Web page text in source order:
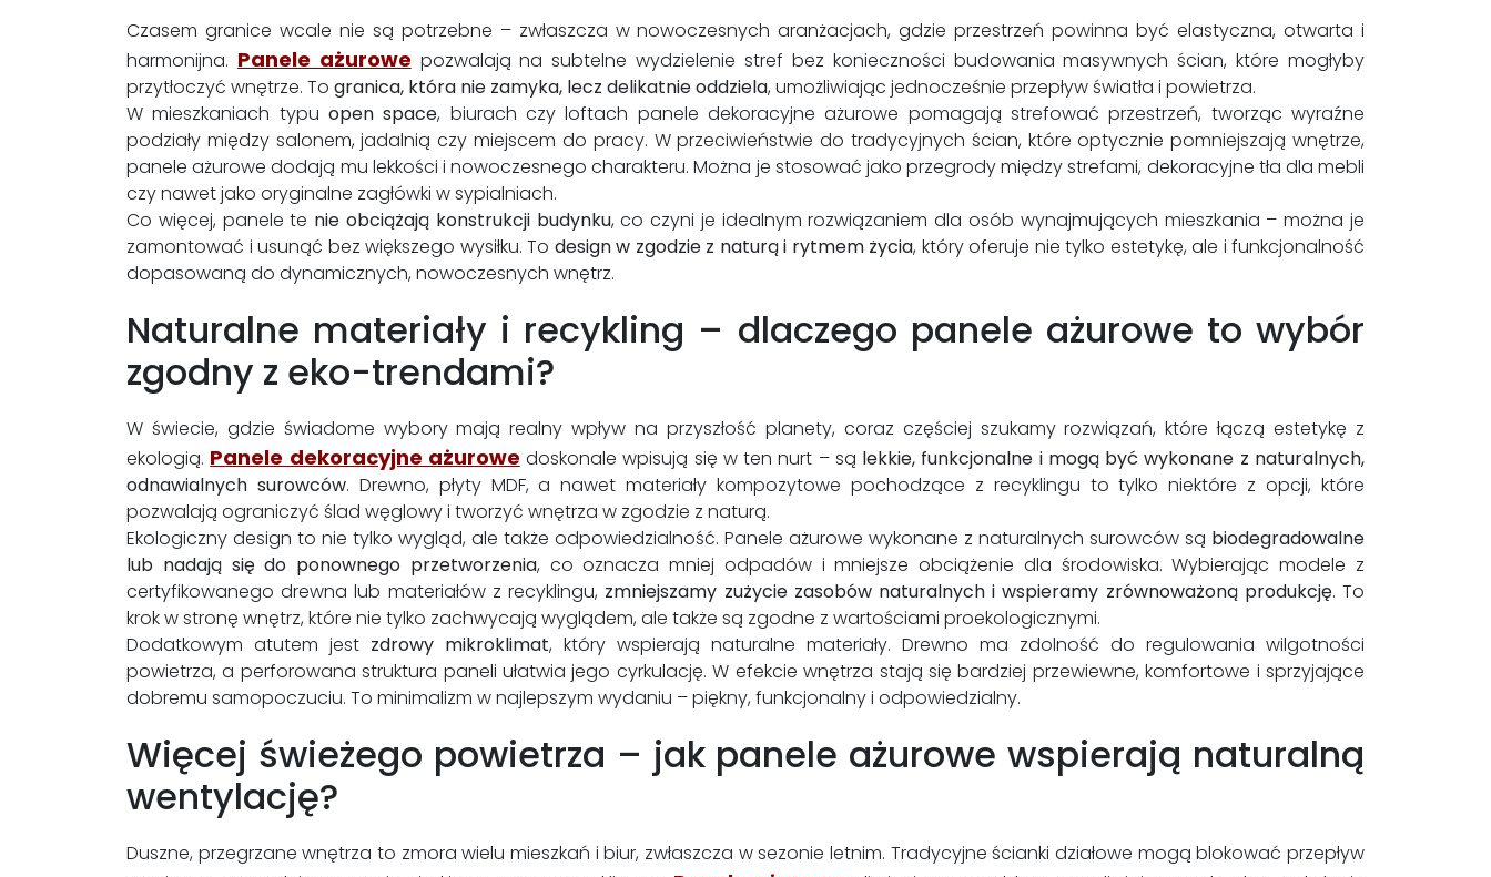
Czasem granice wcale nie są potrzebne – zwłaszcza w nowoczesnych aranżacjach, gdzie przestrzeń powinna być elastyczna, otwarta i
harmonijna. Panele ażurowe pozwalają na subtelne wydzielenie stref bez konieczności budowania masywnych ścian, które mogłyby
przytłoczyć wnętrze. To granica, która nie zamyka, lecz delikatnie oddziela, umożliwiając jednocześnie przepływ światła i powietrza.
W mieszkaniach typu open space, biurach czy loftach panele dekoracyjne ażurowe pomagają strefować przestrzeń, tworząc wyraźne
podziały między salonem, jadalnią czy miejscem do pracy. W przeciwieństwie do tradycyjnych ścian, które optycznie pomniejszają wnętrze,
panele ażurowe dodają mu lekkości i nowoczesnego charakteru. Można je stosować jako przegrody między strefami, dekoracyjne tła dla mebli
czy nawet jako oryginalne zagłówki w sypialniach.
Co więcej, panele te nie obciążają konstrukcji budynku, co czyni je idealnym rozwiązaniem dla osób wynajmujących mieszkania – można je
zamontować i usunąć bez większego wysiłku. To design w zgodzie z naturą i rytmem życia, który oferuje nie tylko estetykę, ale i funkcjonalność
dopasowaną do dynamicznych, nowoczesnych wnętrz.
Naturalne materiały i recykling – dlaczego panele ażurowe to wybór
zgodny z eko-trendami?
W świecie, gdzie świadome wybory mają realny wpływ na przyszłość planety, coraz częściej szukamy rozwiązań, które łączą estetykę z
ekologią. Panele dekoracyjne ażurowe doskonale wpisują się w ten nurt – są lekkie, funkcjonalne i mogą być wykonane z naturalnych,
odnawialnych surowców. Drewno, płyty MDF, a nawet materiały kompozytowe pochodzące z recyklingu to tylko niektóre z opcji, które
pozwalają ograniczyć ślad węglowy i tworzyć wnętrza w zgodzie z naturą.
Ekologiczny design to nie tylko wygląd, ale także odpowiedzialność. Panele ażurowe wykonane z naturalnych surowców są biodegradowalne
lub nadają się do ponownego przetworzenia, co oznacza mniej odpadów i mniejsze obciążenie dla środowiska. Wybierając modele z
certyfikowanego drewna lub materiałów z recyklingu, zmniejszamy zużycie zasobów naturalnych i wspieramy zrównoważoną produkcję. To
krok w stronę wnętrz, które nie tylko zachwycają wyglądem, ale także są zgodne z wartościami proekologicznymi.
Dodatkowym atutem jest zdrowy mikroklimat, który wspierają naturalne materiały. Drewno ma zdolność do regulowania wilgotności
powietrza, a perforowana struktura paneli ułatwia jego cyrkulację. W efekcie wnętrza stają się bardziej przewiewne, komfortowe i sprzyjające
dobremu samopoczuciu. To minimalizm w najlepszym wydaniu – piękny, funkcjonalny i odpowiedzialny.
Więcej świeżego powietrza – jak panele ażurowe wspierają naturalną
wentylację?
Duszne, przegrzane wnętrza to zmora wielu mieszkań i biur, zwłaszcza w sezonie letnim. Tradycyjne ścianki działowe mogą blokować przepływ